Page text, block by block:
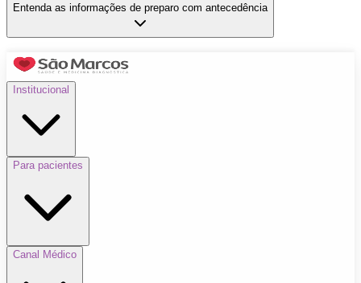
Entenda as informações de preparo com antecedência
Institucional
Para pacientes
Canal Médico